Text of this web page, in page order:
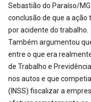
Sebastião do Paraíso/
conclusão de que a
por acidente do trabalho.
Também argumentou
entre o que era
de Trabalho e
nos autos e que
(INSS) fiscalizar a